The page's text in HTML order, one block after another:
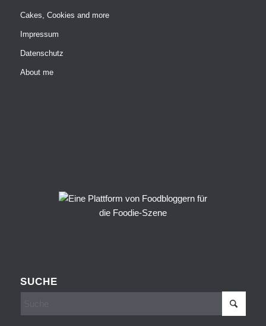
Cakes, Cookies and more
Impressum
Datenschutz
About me
SUCHE